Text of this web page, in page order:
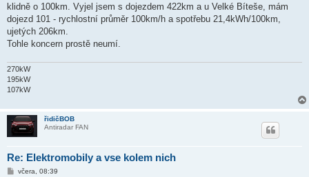
klidně o 100km. Vyjel jsem s dojezdem 422km a u Velké Bíteše, mám
dojezd 101 - rychlostní průměr 100km/h a spotřebu 21,4kWh/100km,
ujetých 206km.
Tohle koncern prostě neumí.
270kW
195kW
107kW
řidičBOB
Antiradar FAN
Re: Elektromobily a vse kolem nich
Pvčera, 08:39